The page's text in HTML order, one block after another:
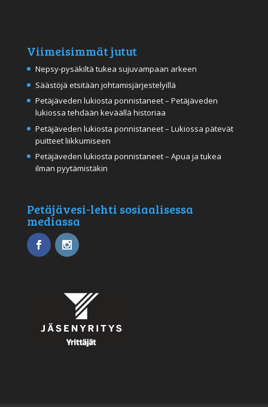
Viimeisimmät jutut
Nepsy-pysäkiltä tukea sujuvampaan arkeen
Säästöjä etsitään johtamisjärjestelyillä
Petäjäveden lukiosta ponnistaneet – Petäjäveden
lukiossa tehdään keväällä historiaa
Petäjäveden lukiosta ponnistaneet – Lukiossa pätevät
puitteet liikkumiseen
Petäjäveden lukiosta ponnistaneet – Apua ja tukea
ilman pyytämistäkin
Petäjävesi-lehti sosiaalisessa
mediassa